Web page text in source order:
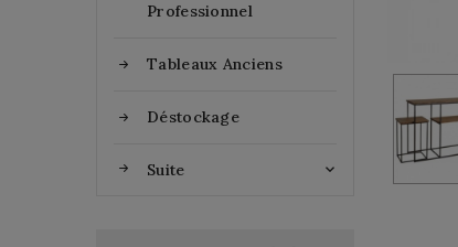
Professionnel
Tableaux Anciens
Déstockage
Suite 